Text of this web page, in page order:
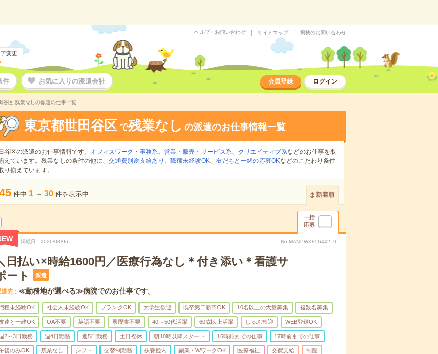
変更
ヘルプ・お問い合わせ サイトマップ 掲載のお問い合わせ
件 お気に入りの派遣会社 会員登録 ログイン
谷区 残業なしの派遣の仕事一覧
東京都世田谷区 で残業なし の派遣のお仕事情報一覧
谷区の派遣のお仕事情報です。 オフィスワーク・事務系、 営業・販売・サービス系、 クリエイティブ系などのお仕事を取
えています。残業なしの条件の他に、 交通費別途支給あり 、 職種未経験OK、 友だちと一緒の応募OKなどのこだわり条件
り揃えています。
件中 1 ～ 30 件を表示中 新着順
一括
応募
掲載日 2026/08/06 No.MANPWK856442-76
日払い×時給1600円／医療行為なし＊付き添い＊看護サ
ート
派遣
先 ≪勤務地が選べる≫病院でのお仕事です。
種未経験OK 社会人未経験OK ブランクOK 大学生歓迎 既卒第二新卒OK 10名以上の大量募集 複数名募集
達と一緒OK OA不要 英語不要 履歴書不要 40～50代活躍 60歳以上活躍 しゅふ歓迎 WEB登録OK
2～3日勤務 週4日勤務 週5日勤務 土日祝休 朝10時以降スタート 16時前までの仕事 17時前までの仕事
後のみOK 残業なし シフト 交替制勤務 扶養控内 副業・WワークOK 医療福祉 交費支給 制服